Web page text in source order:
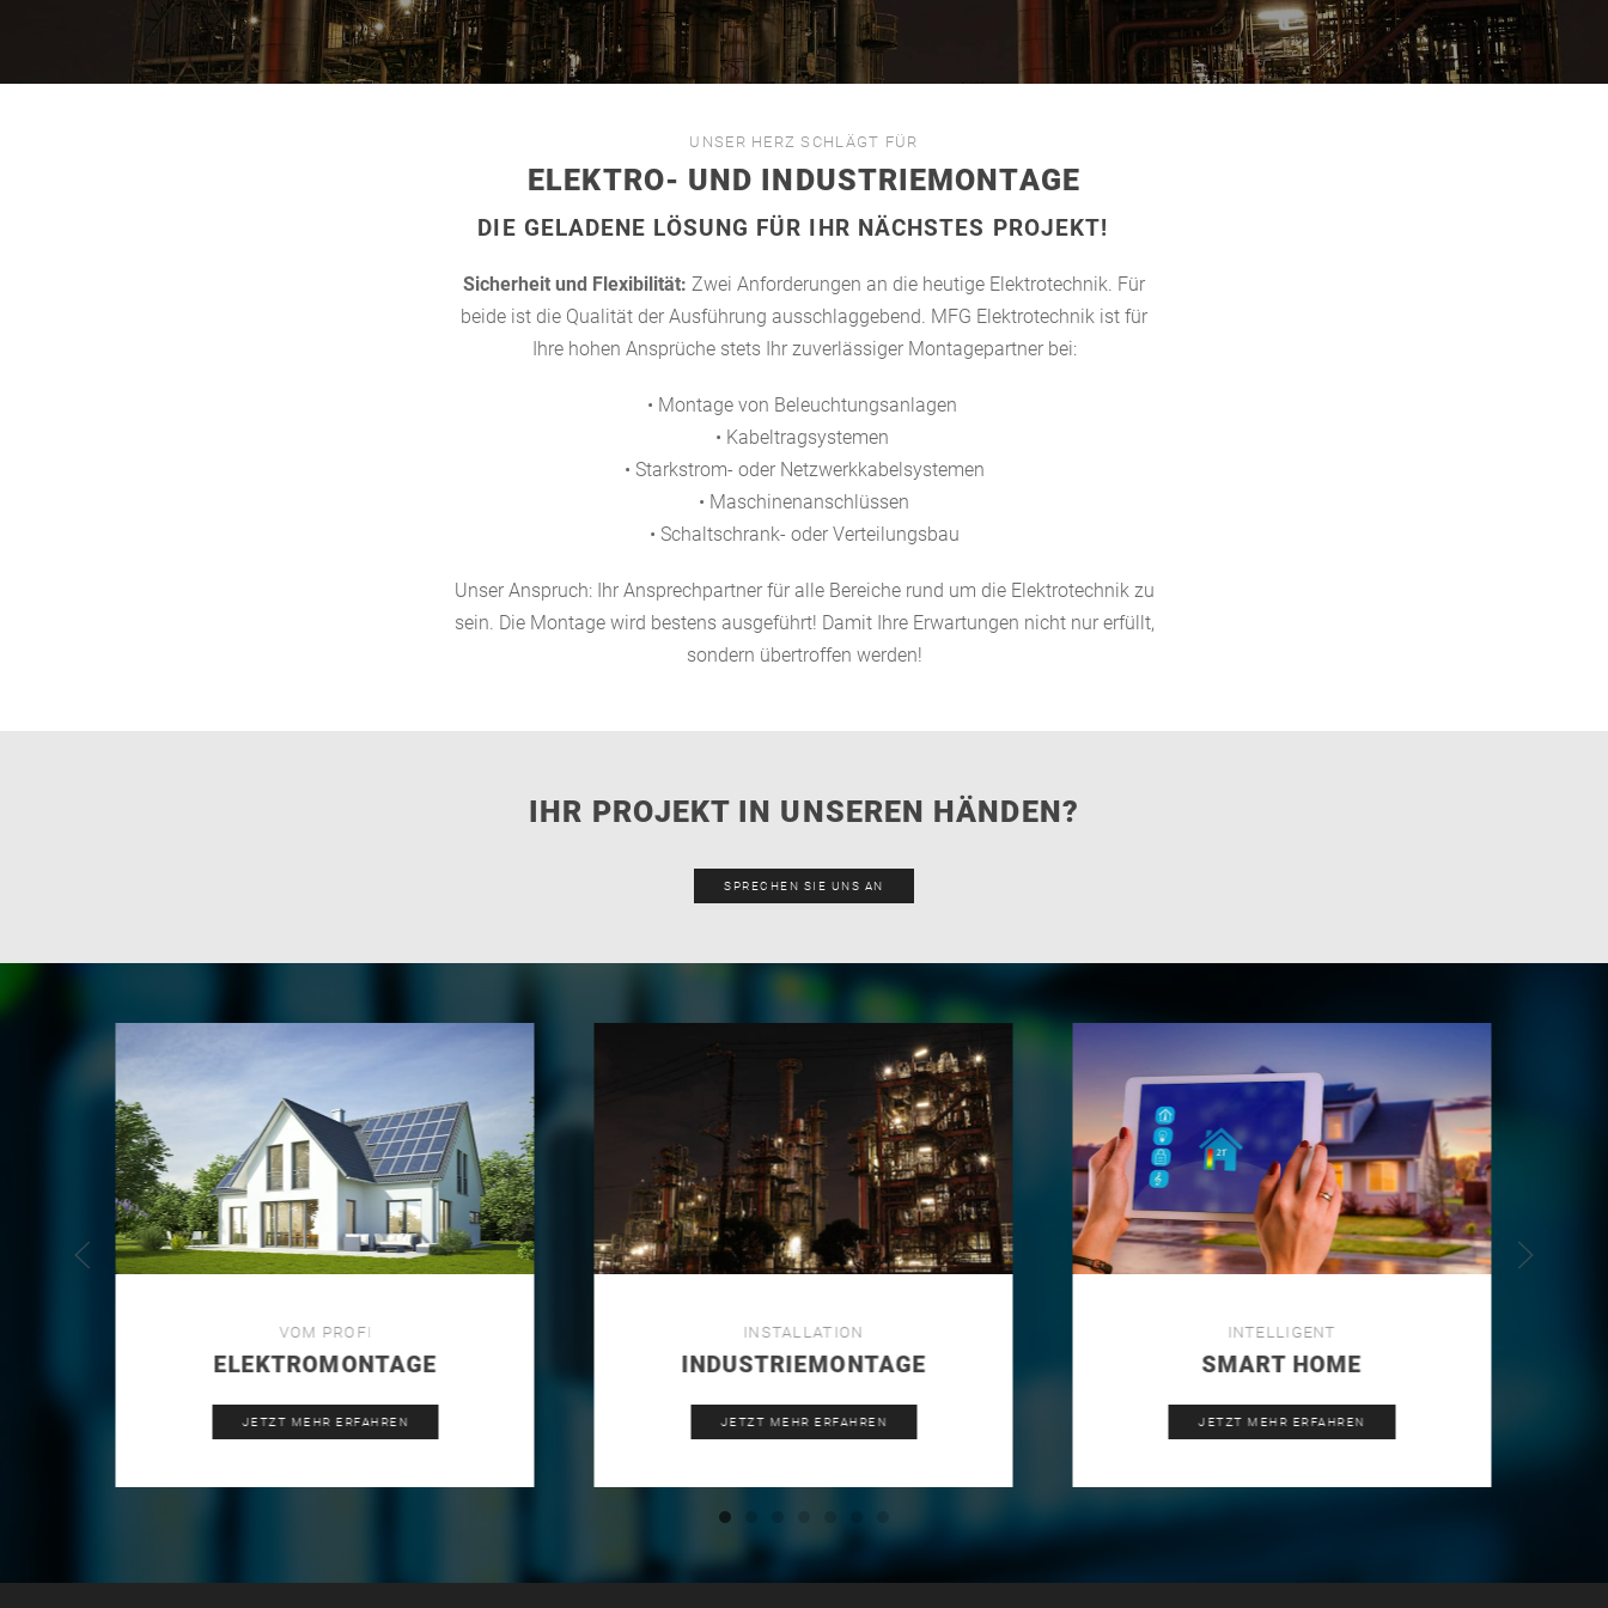
UNSER HERZ SCHLÄGT FÜR
ELEKTRO- UND INDUSTRIEMONTAGE
DIE GELADENE LÖSUNG FÜR IHR NÄCHSTES PROJEKT!
Sicherheit und Flexibilität: Zwei Anforderungen an die heutige Elektrotechnik. Für
beide ist die Qualität der Ausführung ausschlaggebend. MFG Elektrotechnik ist für
Ihre hohen Ansprüche stets Ihr zuverlässiger Montagepartner bei:
• Montage von Beleuchtungsanlagen
• Kabeltragsystemen
• Starkstrom- oder Netzwerkkabelsystemen
• Maschinenanschlüssen
• Schaltschrank- oder Verteilungsbau
Unser Anspruch: Ihr Ansprechpartner für alle Bereiche rund um die Elektrotechnik zu
sein. Die Montage wird bestens ausgeführt! Damit Ihre Erwartungen nicht nur erfüllt,
sondern übertroffen werden!
IHR PROJEKT IN UNSEREN HÄNDEN?
SPRECHEN SIE UNS AN
VOM PROFI
ELEKTROMONTAGE
JETZT MEHR ERFAHREN
INSTALLATION
INDUSTRIEMONTAGE
JETZT MEHR ERFAHREN
INTELLIGENT
SMART HOME
JETZT MEHR ERFAHREN